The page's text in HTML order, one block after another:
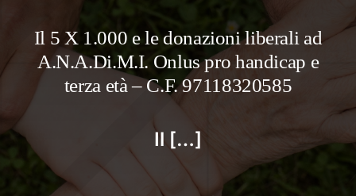
Il 5 X 1.000 e le donazioni liberali ad
A.N.A.Di.M.I. Onlus pro handicap e
terza età – C.F. 97118320585
Il […]